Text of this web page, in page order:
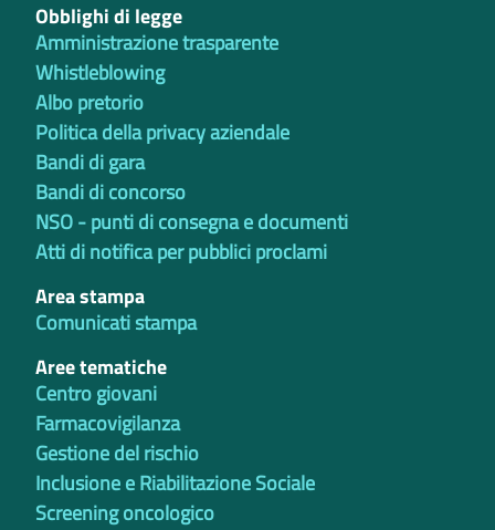
Obblighi di legge
Amministrazione trasparente
Whistleblowing
Albo pretorio
Politica della privacy aziendale
Bandi di gara
Bandi di concorso
NSO - punti di consegna e documenti
Atti di notifica per pubblici proclami
Area stampa
Comunicati stampa
Aree tematiche
Centro giovani
Farmacovigilanza
Gestione del rischio
Inclusione e Riabilitazione Sociale
Screening oncologico